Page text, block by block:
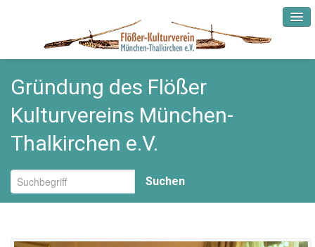
Gründung des Flößer
Kulturvereins München-
Thalkirchen e.V.
Suchen